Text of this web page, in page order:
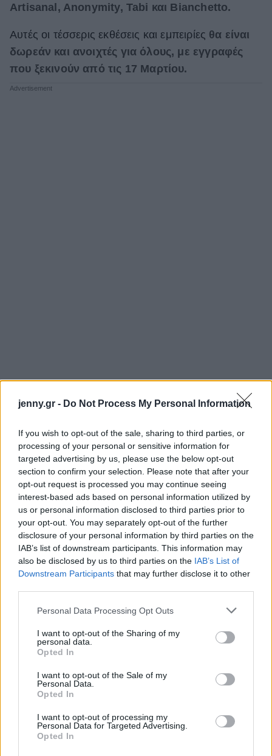
jenny.gr - Do Not Process My Personal Information
If you wish to opt-out of the sale, sharing to third parties, or
processing of your personal or sensitive information for
targeted advertising by us, please use the below opt-out
section to confirm your selection. Please note that after your
opt-out request is processed you may continue seeing
interest-based ads based on personal information utilized by
us or personal information disclosed to third parties prior to
your opt-out. You may separately opt-out of the further
disclosure of your personal information by third parties on the
IAB’s list of downstream participants. This information may
also be disclosed by us to third parties on the IAB’s List of
Downstream Participants that may further disclose it to other
Please note that this website/app uses one or more Google
not limited to your visit or usage behaviour. You may click to
grant or deny consent to Google and its third-party tags to
use your data for below specified purposes in below Google
consent section.
Personal Data Processing Opt Outs
I want to opt-out of the Sharing of my
personal data.
Opted In
I want to opt-out of the Sale of my
Personal Data.
Opted In
I want to opt-out of processing my
Personal Data for Targeted Advertising.
Opted In
Artisanal, Anonymity, Tabi και Bianchetto.
Αυτές οι τέσσερις εκθέσεις και εμπειρίες θα είναι
δωρεάν και ανοιχτές για όλους, με εγγραφές
που ξεκινούν από τις 17 Μαρτίου.